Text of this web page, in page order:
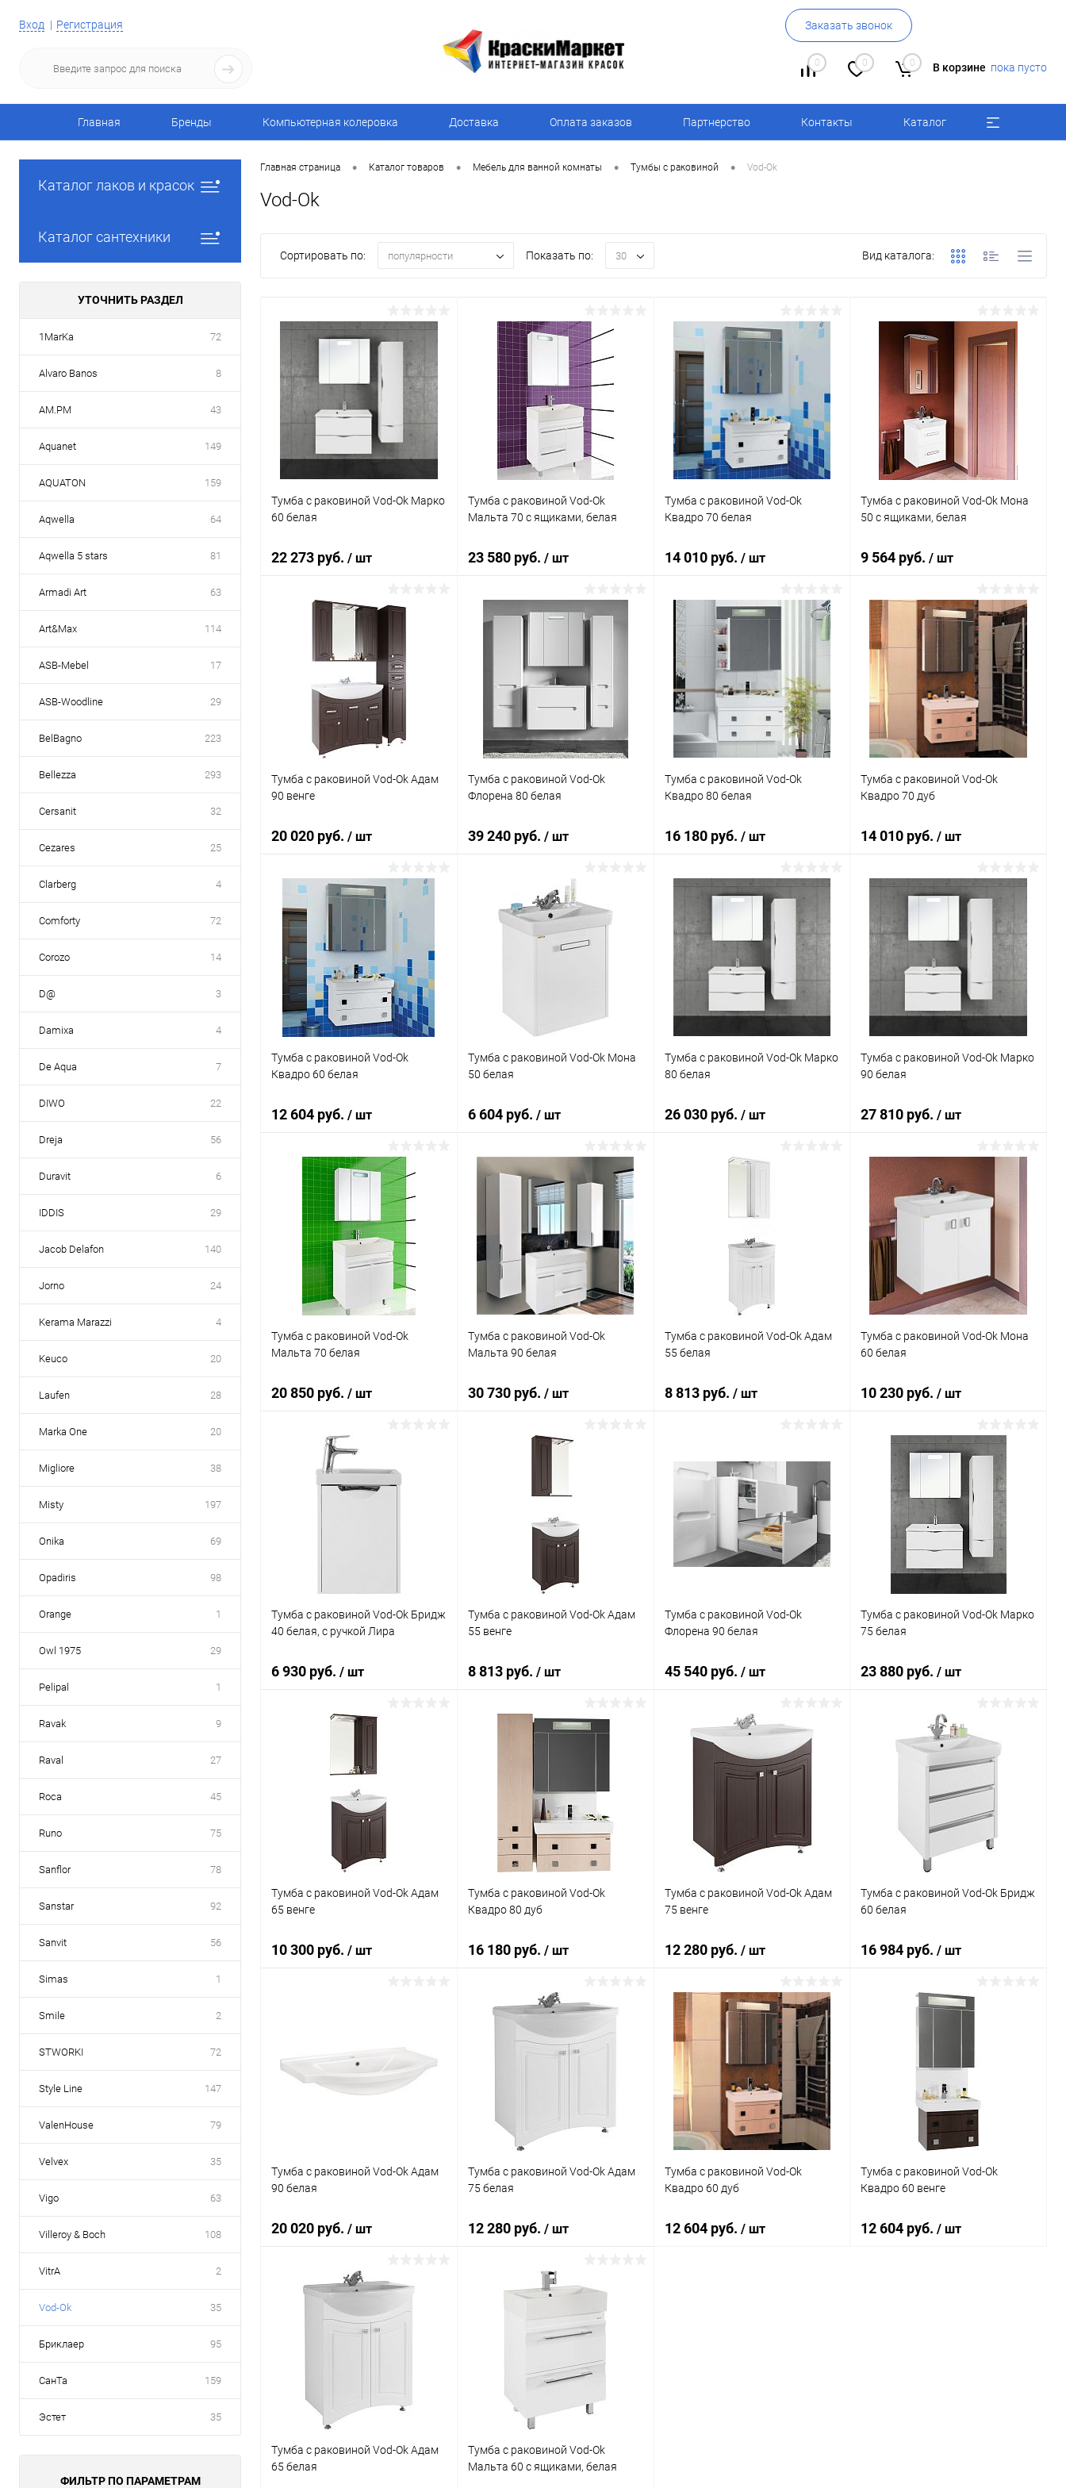
Вход Регистрация Заказать звонок
0 0 0 В корзине пока пусто
Главная Бренды Компьютерная колеровка Доставка Оплата заказов Партнерство Контакты Каталог
Каталог лаков и красок
Каталог сантехники
УТОЧНИТЬ РАЗДЕЛ
1MarKa 72
Alvaro Banos 8
AM.PM 43
Aquanet 149
AQUATON 159
Aqwella 64
Aqwella 5 stars 81
Armadi Art 63
Art&Max 114
ASB-Mebel 17
ASB-Woodline 29
BelBagno 223
Bellezza 293
Cersanit 32
Cezares 25
Clarberg 4
Comforty 72
Corozo 14
D@ 3
Damixa 4
De Aqua 7
DIWO 22
Dreja 56
Duravit 6
IDDIS 29
Jacob Delafon 140
Jorno 24
Kerama Marazzi 4
Keuco 20
Laufen 28
Marka One 20
Migliore 38
Misty 197
Onika 69
Opadiris 98
Orange 1
Owl 1975 29
Pelipal 1
Ravak 9
Raval 27
Roca 45
Runo 75
Sanflor 78
Sanstar 92
Sanvit 56
Simas 1
Smile 2
STWORKI 72
Style Line 147
ValenHouse 79
Velvex 35
Vigo 63
Villeroy & Boch 108
VitrA 2
Vod-Ok 35
Бриклаер 95
СанТа 159
Эстет 35
ФИЛЬТР ПО ПАРАМЕТРАМ
Главная страница • Каталог товаров • Мебель для ванной комнаты • Тумбы с раковиной • Vod-Ok
Vod-Ok
Сортировать по: популярности Показать по: 30 Вид каталога:
Тумба с раковиной Vod-Ok Марко
60 белая
22 273 руб. / шт
В корзину
Купить в 1 клик Сравнение
В избранное Под заказ
Тумба с раковиной Vod-Ok
Мальта 70 с ящиками, белая
23 580 руб. / шт
В корзину
Купить в 1 клик Сравнение
В избранное Под заказ
Тумба с раковиной Vod-Ok
Квадро 70 белая
14 010 руб. / шт
В корзину
Купить в 1 клик
В избранное Под заказ
Тумба с раковиной Vod-Ok Мона
50 с ящиками, белая
9 564 руб./ шт
В корзину
Купить в 1 клик Сравнение
В избранное Под заказ
Тумба с раковиной Vod-Ok Адам
90 венге
20 020 руб. / шт
В корзину
Купить в 1 клик Сравнение
В избранное Под заказ
Тумба с раковиной Vod-Ok
Флорена 80 белая
39 240 руб. / шт
В корзину
Купить в 1 клик Сравнение
Тумба с раковиной Vod-Ok
Квадро 80 белая
16 180 руб. / шт
В корзину
Купить в 1 клик Сравнение
В избранное
Тумба с раковиной Vod-Ok
Квадро 70 дуб
14 010 руб./ шт
В корзину
Купить в 1 клик Сравнение
В избранное
Тумба с раковиной Vod-Ok
Квадро 60 белая
12 604 руб. / шт
В корзину
Купить в 1 клик Сравнение
В избранное Под заказ
Тумба с раковиной Vod-Ok Мона
50 белая
6 604 руб. / шт
В корзину
В избранное Под заказ
Тумба с раковиной Vod-Ok Марко
80 белая
26 030 руб. / шт
Купить в 1 клик
В избранное
Тумба с раковиной Vod-Ok Марко
90 белая
27 810 руб./ шт
В корзину
Купить в 1 клик
В избранное
Тумба с раковиной Vod-Ok
Мальта 70 белая
20 850 руб. / шт
В корзину
Тумба с раковиной Vod-Ok
Мальта 90 белая
30 730 руб. / шт
Купить в 1 клик
В избранное
Тумба с раковиной Vod-Ok Адам
55 белая
8 813 руб. / шт
В корзину
Купить в 1 клик Сравнение
В избранное Под заказ
Тумба с раковиной Vod-Ok Мона
60 белая
10 230 руб./ шт
В корзину
Купить в 1 клик Сравнение
В избранное Под заказ
Тумба с раковиной Vod-Ok Бридж
40 белая, с ручкой Лира
6 930 руб. / шт
Купить в 1 клик
В избранное Под заказ
Тумба с раковиной Vod-Ok Адам
55 венге
8 813 руб. / шт
В корзину
В избранное
Тумба с раковиной Vod-Ok
Флорена 90 белая
45 540 руб. / шт
В корзину
Купить в 1 клик Сравнение
Тумба с раковиной Vod-Ok Марко
75 белая
23 880 руб./ шт
В корзину
В избранное
Тумба с раковиной Vod-Ok Адам
65 венге
10 300 руб. / шт
Купить в 1 клик Сравнение
В избранное Под заказ
Тумба с раковиной Vod-Ok
Квадро 80 дуб
16 180 руб. / шт
В корзину
Тумба с раковиной Vod-Ok Адам
75 венге
12 280 руб. / шт
В корзину
Купить в 1 клик Сравнение
В избранное Под заказ
Тумба с раковиной Vod-Ok Бридж
60 белая
16 984 руб./ шт
В корзину
В избранное
Тумба с раковиной Vod-Ok Адам
90 белая
20 020 руб. / шт
В корзину
Тумба с раковиной Vod-Ok Адам
75 белая
12 280 руб. / шт
В корзину
Купить в 1 клик Сравнение
Под заказ
Тумба с раковиной Vod-Ok
Квадро 60 дуб
12 604 руб. / шт
Тумба с раковиной Vod-Ok
Квадро 60 венге
12 604 руб./ шт
Тумба с раковиной Vod-Ok Адам
65 белая
Тумба с раковиной Vod-Ok
Мальта 60 с ящиками, белая